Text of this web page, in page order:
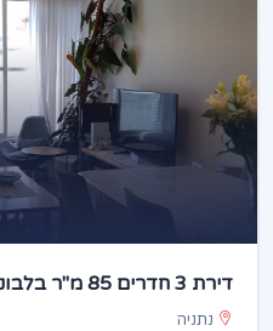
דירת 3 חדרים 85 מ"ר בלבונטין | משופצת | נתניה
נתניה